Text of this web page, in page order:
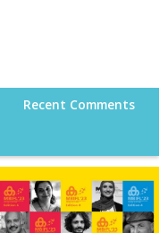
Recent Comments